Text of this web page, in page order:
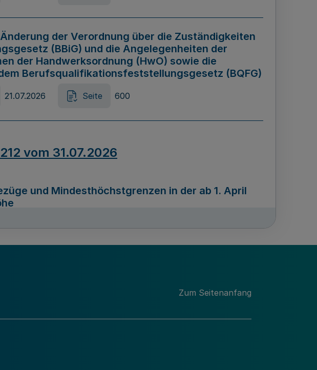
der Verordnung über die Zuständigkeiten
(BBiG) und die Angelegenheiten der
der Handwerksordnung (HwO) sowie die
Berufsqualifikationsfeststellungsgesetz (BQFG)
21.07.2026 Seite 600
vom 31.07.2026
und Mindesthöchstgrenzen in der ab 1. April
des Förderprogramms „Mittelstand Innovativ &
Zum Seitenanfang